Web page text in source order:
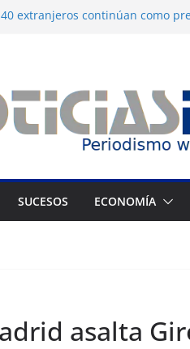
extranjeros continúan como
exige justicia por muerte
Breijo
Cine Francés culmina muestra
SUCESOS ECONOMÍA
asalta